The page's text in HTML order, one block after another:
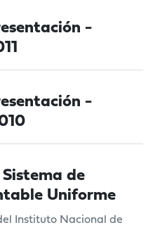
-
-
de
Uniforme
Instituto Nacional de